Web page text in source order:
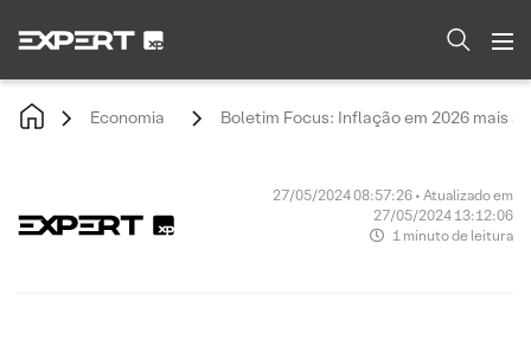
Economia Boletim Focus: Inflação em 2026 mais
27/05/2024 08:57:26 • Atualizado em
27/05/2024 13:12:06
1 minuto de leitura